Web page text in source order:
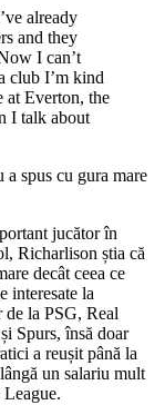
already
and they
I can’t
club I’m kind
at Everton, the
I talk about
spus cu gura mare
jucător în
Richarlison știa că
decât ceea ce
interesate la
la PSG, Real
Spurs, însă doar
a reușit până la
un salariu mult
League.